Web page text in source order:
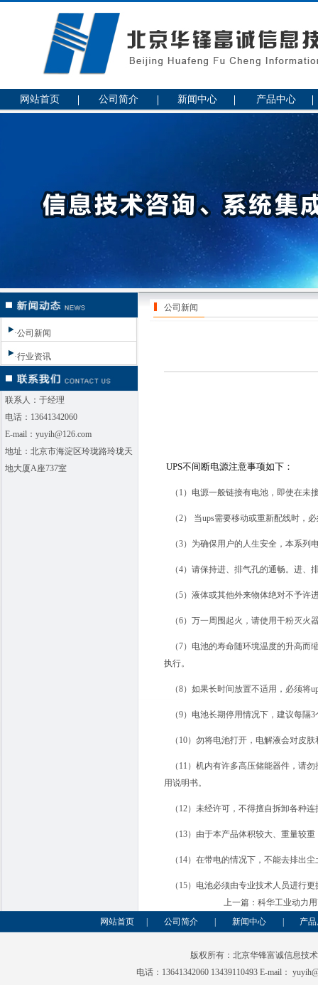
网站首页 公司简介 新闻中心 产品中心
·公司新闻
·行业资讯
联系人：于经理
电话：13641342060
E-mail：yuyih@126.com
地址：北京市海淀区玲珑路玲珑天
地大厦A座737室
公司新闻
UPS不间断电源注意事项如下：
（1）电源一般链接有电池，即使在未
（2） 当ups需要移动或重新配线时，
（3）为确保用户的人生安全，本系列
（4）请保持进、排气孔的通畅。进、
（5）液体或其他外来物体绝对不予许
（6）万一周围起火，请使用干粉灭火
（7）电池的寿命随环境温度的升高而
执行。
（8）如果长时间放置不适用，必须将
（9）电池长期停用情况下，建议每隔
（10）勿将电池打开，电解液会对皮
（11）机内有许多高压储能器件，请
用说明书。
（12）未经许可，不得擅自拆卸各种连
（13）由于本产品体积较大、重量较
（14）在带电的情况下，不能去排出
（15）电池必须由专业技术人员进行
上一篇： 科华工业动力
网站首页
公司简介 新闻中心 产
版权所有：北京华锋富诚信息技
电话：13641342060 13439110493 E-mail：